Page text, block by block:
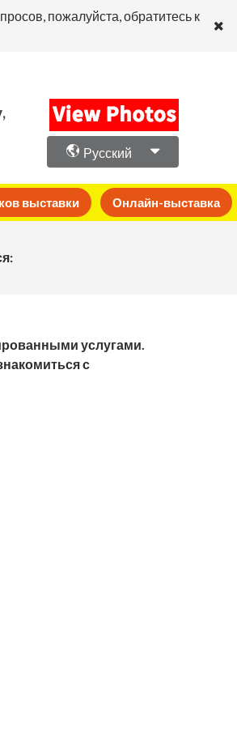
пожалуйста, обратитесь к
Русский
выставки Онлайн-выставка
услугами.
с